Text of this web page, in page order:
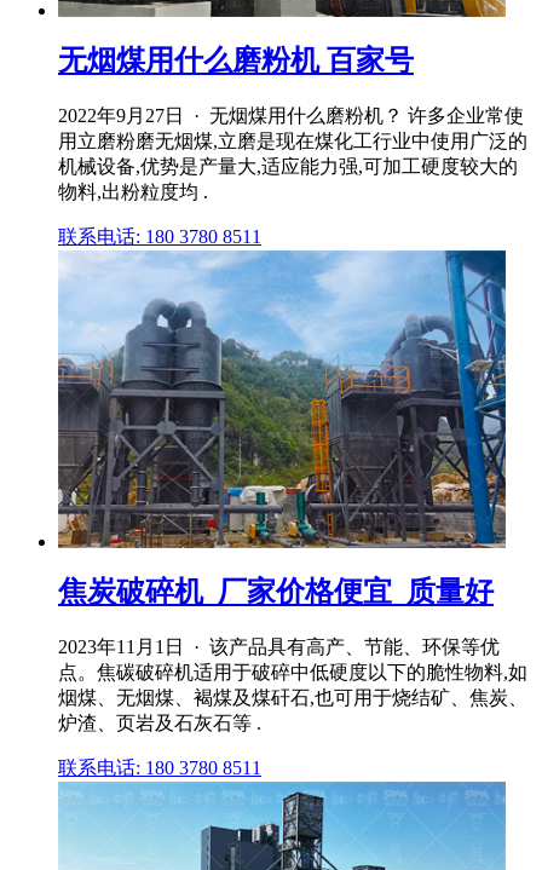
无烟煤用什么磨粉机 百家号
2022年9月27日 · 无烟煤用什么磨粉机？ 许多企业常使
用立磨粉磨无烟煤,立磨是现在煤化工行业中使用广泛的
机械设备,优势是产量大,适应能力强,可加工硬度较大的
物料,出粉粒度均 .
联系电话: 180 3780 8511
焦炭破碎机_厂家价格便宜_质量好
2023年11月1日 · 该产品具有高产、节能、环保等优
点。焦碳破碎机适用于破碎中低硬度以下的脆性物料,如
烟煤、无烟煤、褐煤及煤矸石,也可用于烧结矿、焦炭、
炉渣、页岩及石灰石等 .
联系电话: 180 3780 8511